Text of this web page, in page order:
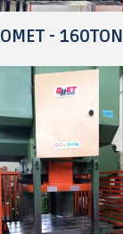
OMET - 160TON